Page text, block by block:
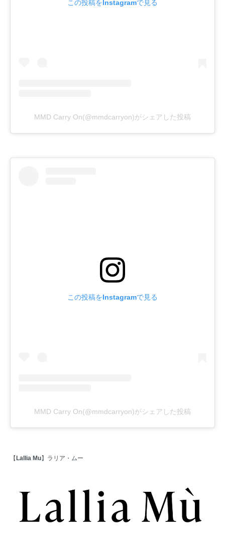
この投稿をInstagramで見る
MMD Carry On(@mmdcarryon)がシェアした投稿
この投稿をInstagramで見る
MMD Carry On(@mmdcarryon)がシェアした投稿
【 Lallia Mu】ラリア・ムー